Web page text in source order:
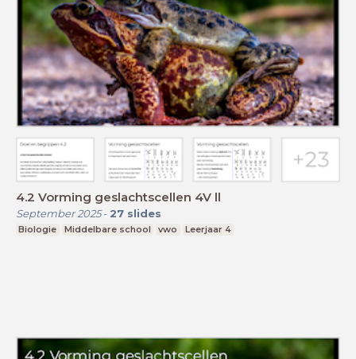
4.2 Vorming geslachtscellen 4V ll
September 2025- 27 slides
Biologie Middelbare school vwo Leerjaar 4